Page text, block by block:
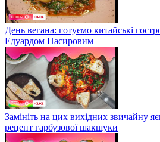
День вегана: готуємо китайські
Едуардом Насировим
Замініть на цих вихідних звичайну
рецепт гарбузової шакшуки